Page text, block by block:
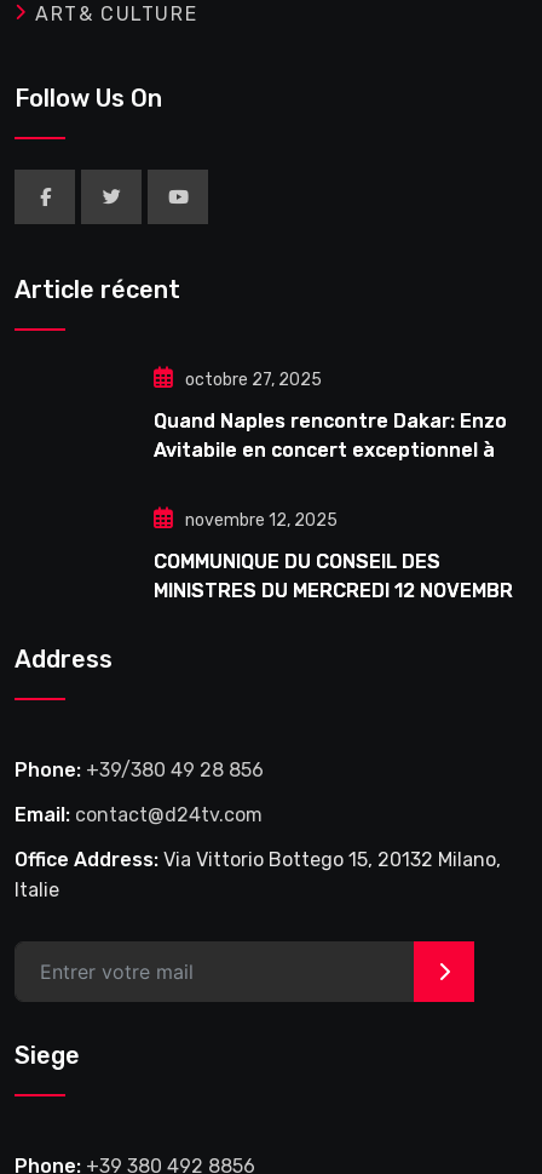
ART& CULTURE
Follow Us On
Article récent
octobre 27, 2025
Quand Naples rencontre Dakar: Enzo
Avitabile en concert exceptionnel à
novembre 12, 2025
COMMUNIQUE DU CONSEIL DES
MINISTRES DU MERCREDI 12 NOVEMBRE
Address
Phone: +39/380 49 28 856
Email: contact@d24tv.com
Office Address: Via Vittorio Bottego 15, 20132 Milano,
Italie
>
Siege
Phone: +39 380 492 8856